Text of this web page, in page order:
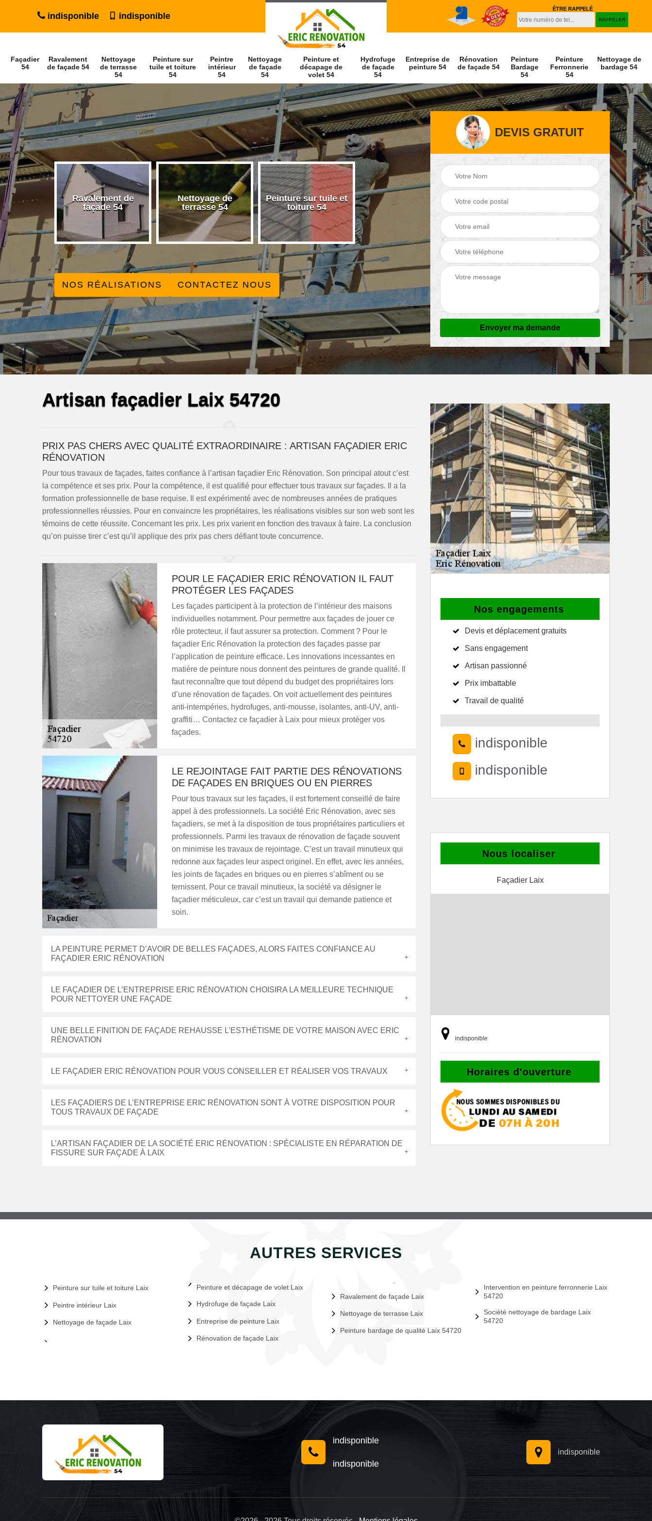
indisponible indisponible
ÊTRE RAPPELÉ
Façadier
54
Ravalement
de façade 54
Nettoyage
de terrasse
54
Peinture sur
tuile et toiture
54
Peintre
intérieur
54
Nettoyage
de façade
54
Peinture et
décapage de
volet 54
Hydrofuge
de façade
54
Entreprise de
peinture 54
Rénovation
de façade 54
Peinture
Bardage
54
Peinture
Ferronnerie
54
Nettoyage de
bardage 54
54
Ravalement de
façade 54
Nettoyage de
terrasse 54
Peinture sur tuile et
toiture 54
Peintre intérieur 54
Nettoyage de
façade 54
Peinture et
décapage de volet
NOS RÉALISATIONS CONTACTEZ NOUS
DEVIS GRATUIT
Artisan façadier Laix 54720
PRIX PAS CHERS AVEC QUALITÉ EXTRAORDINAIRE : ARTISAN FAÇADIER ERIC
RÉNOVATION
Pour tous travaux de façades, faites confiance à l’artisan façadier Eric Rénovation. Son principal atout c’est
la compétence et ses prix. Pour la compétence, il est qualifié pour effectuer tous travaux sur façades. Il a la
formation professionnelle de base requise. Il est expérimenté avec de nombreuses années de pratiques
professionnelles réussies. Pour en convaincre les propriétaires, les réalisations visibles sur son web sont les
témoins de cette réussite. Concernant les prix. Les prix varient en fonction des travaux à faire. La conclusion
qu’on puisse tirer c’est qu’il applique des prix pas chers défiant toute concurrence.
POUR LE FAÇADIER ERIC RÉNOVATION IL FAUT
PROTÉGER LES FAÇADES
Les façades participent à la protection de l’intérieur des maisons
individuelles notamment. Pour permettre aux façades de jouer ce
rôle protecteur, il faut assurer sa protection. Comment ? Pour le
façadier Eric Rénovation la protection des façades passe par
l’application de peinture efficace. Les innovations incessantes en
matière de peinture nous donnent des peintures de grande qualité. Il
faut reconnaître que tout dépend du budget des propriétaires lors
d’une rénovation de façades. On voit actuellement des peintures
anti-intempéries, hydrofuges, anti-mousse, isolantes, anti-UV, anti-
graffiti… Contactez ce façadier à Laix pour mieux protéger vos
façades.
LE REJOINTAGE FAIT PARTIE DES RÉNOVATIONS
DE FAÇADES EN BRIQUES OU EN PIERRES
Pour tous travaux sur les façades, il est fortement conseillé de faire
appel à des professionnels. La société Eric Rénovation, avec ses
façadiers, se met à la disposition de tous propriétaires particuliers et
professionnels. Parmi les travaux de rénovation de façade souvent
on minimise les travaux de rejointage. C’est un travail minutieux qui
redonne aux façades leur aspect originel. En effet, avec les années,
les joints de façades en briques ou en pierres s’abîment ou se
ternissent. Pour ce travail minutieux, la société va désigner le
façadier méticuleux, car c’est un travail qui demande patience et
soin.
LA PEINTURE PERMET D’AVOIR DE BELLES FAÇADES, ALORS FAITES CONFIANCE AU
FAÇADIER ERIC RÉNOVATION
LE FAÇADIER DE L’ENTREPRISE ERIC RÉNOVATION CHOISIRA LA MEILLEURE TECHNIQUE
POUR NETTOYER UNE FAÇADE
UNE BELLE FINITION DE FAÇADE REHAUSSE L’ESTHÉTISME DE VOTRE MAISON AVEC ERIC
RÉNOVATION
LE FAÇADIER ERIC RÉNOVATION POUR VOUS CONSEILLER ET RÉALISER VOS TRAVAUX
LES FAÇADIERS DE L’ENTREPRISE ERIC RÉNOVATION SONT À VOTRE DISPOSITION POUR
TOUS TRAVAUX DE FAÇADE
L’ARTISAN FAÇADIER DE LA SOCIÉTÉ ERIC RÉNOVATION : SPÉCIALISTE EN RÉPARATION DE
FISSURE SUR FAÇADE À LAIX
Nos engagements
Devis et déplacement gratuits
Sans engagement
Artisan passionné
Prix imbattable
Travail de qualité
indisponible
indisponible
Nous localiser
Façadier Laix
indisponible
Horaires d'ouverture
AUTRES SERVICES
Peinture sur tuile et toiture Laix
Peintre intérieur Laix
Nettoyage de façade Laix
Peinture et décapage de volet Laix
Hydrofuge de façade Laix
Entreprise de peinture Laix
Rénovation de façade Laix
Ravalement de façade Laix
Nettoyage de terrasse Laix
Peinture bardage de qualité Laix 54720
Intervention en peinture ferronnerie Laix
54720
Société nettoyage de bardage Laix
54720
indisponible
indisponible
indisponible